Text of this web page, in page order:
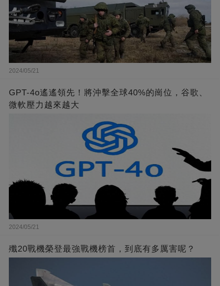
2024/05/21
GPT-4o遙遙領先！將沖擊全球40%的崗位，谷歌、
微軟壓力越來越大
2024/05/21
殲20戰機榮登最強戰機榜首，到底有多厲害呢？